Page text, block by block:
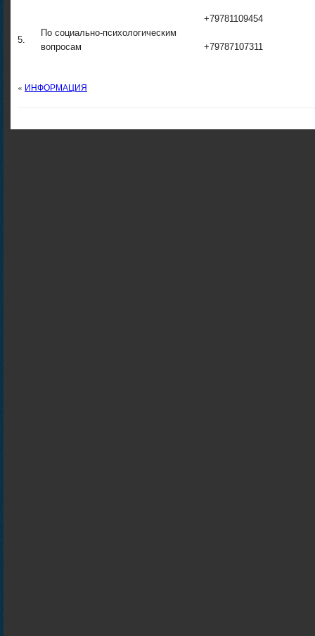
5.
По социально-психологическим
вопросам
+79781109454
+79787107311
« ИНФОРМАЦИЯ